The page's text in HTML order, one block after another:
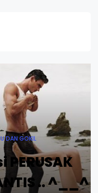
DAN GOKIL
.. ^__^